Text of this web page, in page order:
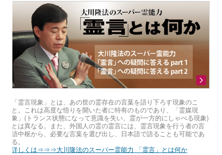
「霊言現象」とは、あの世の霊存在の言葉を語り下ろす現象のこ
と。これは高度な悟りを開いた者に特有のものであり、「霊媒現
象」(トランス状態になって意識を失い、霊が一方的にしゃべる現象)
とは異なる。また、外国人の霊の霊言には、霊言現象を行う者の言
語中枢から、必要な言葉を選び出し、日本語で語ることも可能であ
る。
詳しくは⇒⇒⇒大川隆法のスーパー霊能力 「霊言」とは何か